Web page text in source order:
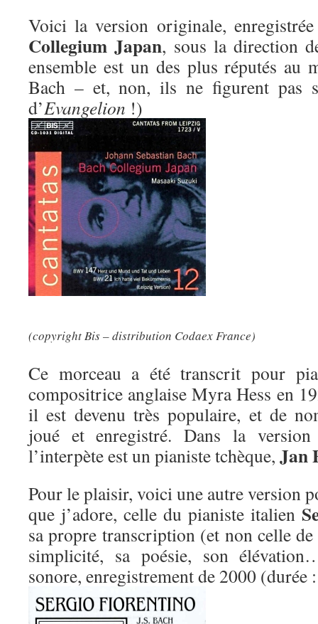
Voici la version originale,
Collegium Japan, sous la direction
ensemble est un des plus réputés au
Bach – et, non, ils ne figurent pas
d’Evangelion !)
(copyright Bis – distribution Codaex France)
Ce morceau a été transcrit pour
compositrice anglaise Myra Hess en
il est devenu très populaire, et de
joué et enregistré. Dans la version
l’interpète est un pianiste tchèque, Jan
Pour le plaisir, voici une autre version
que j’adore, celle du pianiste italien
sa propre transcription (et non celle
simplicité, sa poésie, son
sonore, enregistrement de 2000 (durée